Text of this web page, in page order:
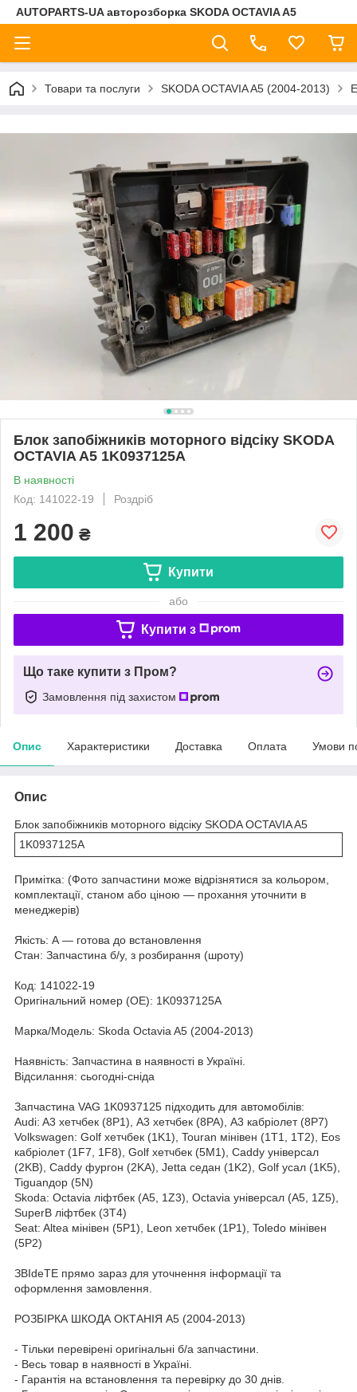
AUTOPARTS-UA авторозборка SKODA OCTAVIA A5
Товари та послуги SKODA OCTAVIA A5 (2004-2013)
Блок запобіжників моторного відсіку SKODA
OCTAVIA A5 1K0937125A
В наявності
Код: 141022-19
Роздріб
1 200 ₴
Купити
або
Купити з
Що таке купити з Пром?
Замовлення під захистом
Опис Характеристики Доставка Оплата Умови
Опис
Блок запобіжників моторного відсіку SKODA OCTAVIA A5
1K0937125A
Примітка: (Фото запчастини може відрізнятися за кольором,
комплектації, станом або ціною — прохання уточнити в
менеджерів)
Якість: А — готова до встановлення
Стан: Запчастина б/у, з розбирання (шроту)
Код: 141022-19
Оригінальний номер (ОЕ): 1K0937125A
Марка/Модель: Skoda Octavia A5 (2004-2013)
Наявність: Запчастина в наявності в Україні.
Відсилання: сьогодні-сніда
Запчастина VAG 1K0937125 підходить для автомобілів:
Audi: A3 хетчбек (8P1), A3 хетчбек (8PA), A3 кабріолет (8P7)
Volkswagen: Golf хетчбек (1K1), Touran мінівен (1T1, 1T2), Eos
кабріолет (1F7, 1F8), Golf хетчбек (5M1), Caddy універсал
(2KB), Caddy фургон (2KA), Jetta седан (1K2), Golf усал (1K5),
Tiguanдор (5N)
Skoda: Octavia ліфтбек (A5, 1Z3), Octavia універсал (A5, 1Z5),
SuperB ліфтбек (3T4)
Seat: Altea мінівен (5P1), Leon хетчбек (1P1), Toledo мінівен
(5P2)
ЗВІdeТЕ прямо зараз для уточнення інформації та
оформлення замовлення.
РОЗБІРКА ШКОДА ОКТАНІЯ A5 (2004-2013)
- Тільки перевірені оригінальні б/а запчастини.
- Весь товар в наявності в Україні.
- Гарантія на встановлення та перевірку до 30 днів.